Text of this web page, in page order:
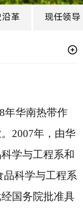
沿革 现任领导
年华南热带作
2007年，由华
学与工程系和
品科学与工程系
国务院批准具